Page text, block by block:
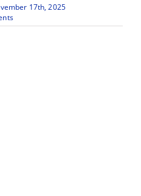
17th, 2025
on
劳